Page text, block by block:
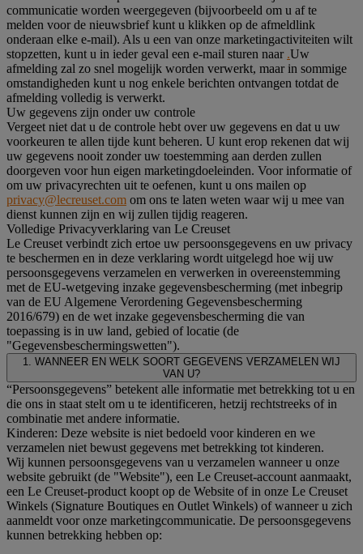
communicatie worden weergegeven (bijvoorbeeld om u af te
melden voor de nieuwsbrief kunt u klikken op de afmeldlink
onderaan elke e-mail). Als u een van onze marketingactiviteiten wilt
stopzetten, kunt u in ieder geval een e-mail sturen naar .Uw
afmelding zal zo snel mogelijk worden verwerkt, maar in sommige
omstandigheden kunt u nog enkele berichten ontvangen totdat de
afmelding volledig is verwerkt.
Uw gegevens zijn onder uw controle
Vergeet niet dat u de controle hebt over uw gegevens en dat u uw
voorkeuren te allen tijde kunt beheren. U kunt erop rekenen dat wij
uw gegevens nooit zonder uw toestemming aan derden zullen
doorgeven voor hun eigen marketingdoeleinden. Voor informatie of
om uw privacyrechten uit te oefenen, kunt u ons mailen op
privacy@lecreuset.com om ons te laten weten waar wij u mee van
dienst kunnen zijn en wij zullen tijdig reageren.
Volledige Privacyverklaring van Le Creuset
Le Creuset verbindt zich ertoe uw persoonsgegevens en uw privacy
te beschermen en in deze verklaring wordt uitgelegd hoe wij uw
persoonsgegevens verzamelen en verwerken in overeenstemming
met de EU-wetgeving inzake gegevensbescherming (met inbegrip
van de EU Algemene Verordening Gegevensbescherming
2016/679) en de wet inzake gegevensbescherming die van
toepassing is in uw land, gebied of locatie (de
"Gegevensbeschermingswetten").
1. WANNEER EN WELK SOORT GEGEVENS VERZAMELEN WIJ
VAN U?
“Persoonsgegevens” betekent alle informatie met betrekking tot u en
die ons in staat stelt om u te identificeren, hetzij rechtstreeks of in
combinatie met andere informatie.
Kinderen: Deze website is niet bedoeld voor kinderen en we
verzamelen niet bewust gegevens met betrekking tot kinderen.
Wij kunnen persoonsgegevens van u verzamelen wanneer u onze
website gebruikt (de "Website"), een Le Creuset-account aanmaakt,
een Le Creuset-product koopt op de Website of in onze Le Creuset
Winkels (Signature Boutiques en Outlet Winkels) of wanneer u zich
aanmeldt voor onze marketingcommunicatie. De persoonsgegevens
kunnen betrekking hebben op: